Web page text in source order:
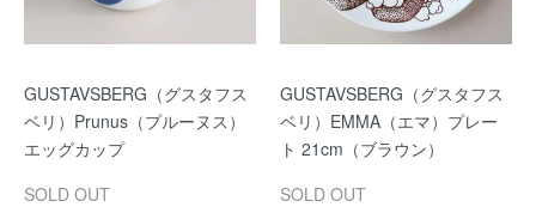
GUSTAVSBERG（グスタフス
ベリ）Prunus（プルーヌス）
エッグカップ
SOLD OUT
GUSTAVSBERG（グスタフス
ベリ）EMMA（エマ）プレー
ト 21cm（ブラウン）
SOLD OUT